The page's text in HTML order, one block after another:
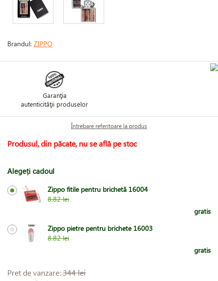
Brandul: ZIPPO
Garanţia
autenticităţii produselor
Întrebare referitoare la produs
Produsul, din păcate, nu se află pe stoc
Alegeți cadoul
Zippo fitile pentru brichetă 16004
8.82 lei
gratis
Zippo pietre pentru brichete 16003
8.82 lei
gratis
Pret de vanzare:344 lei